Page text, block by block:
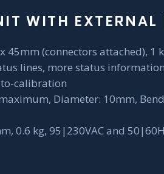
WITH EXTERNAL
45mm (connectors attached), 1
lines, more status
calibration
Diameter: 10mm,
0.6 kg, 95|230VAC and